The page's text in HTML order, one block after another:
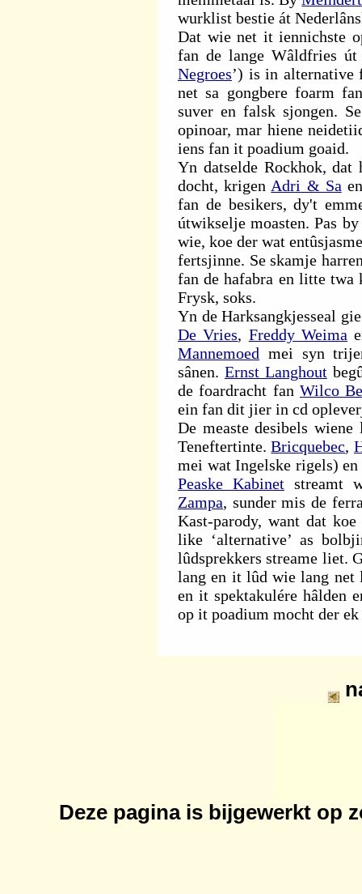
wurklist bestie át
Dat wie net it iennichste
fan de lange Wâldfries
Negroes’) is in
net sa gongbere foarm
suver en falsk sjongen.
opinoar, mar hiene
iens fan it poadium goaid.
Yn datselde Rockhok, dat
docht, krigen Adri & Sa
fan de besikers, dy't
útwikselje moasten. Pas
wie, koe der wat
fertsjinne. Se skamje
fan de hafabra en litte twa
Frysk, soks.
Yn de Harksangkjesseal
De Vries, Freddy Weima
Mannemoed mei syn
sânen. Ernst Langhout
de foardracht fan Wilco
ein fan dit jier in cd
De measte desibels
Teneftertinte.Bricquebec,
mei wat Ingelske rigels) en
Peaske Kabinet streamt
Zampa, sunder mis de
Kast-parody, want dat
like ‘alternative’ as
lûdsprekkers streame liet.
lang en it lûd wie lang net
en it spektakulére hâlden
op it poadium mocht der
Deze pagina is bijgewerkt op